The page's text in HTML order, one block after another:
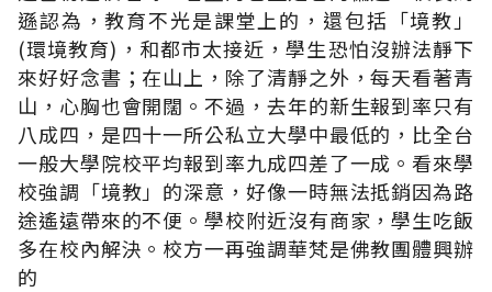
遜認為，教育不光是課堂上的，還包括「境教」
(環境教育)，和都市太接近，學生恐怕沒辦法靜下
來好好念書；在山上，除了清靜之外，每天看著青
山，心胸也會開闊。不過，去年的新生報到率只有
八成四，是四十一所公私立大學中最低的，比全台
一般大學院校平均報到率九成四差了一成。看來學
校強調「境教」的深意，好像一時無法抵銷因為路
途遙遠帶來的不便。學校附近沒有商家，學生吃飯
多在校內解決。校方一再強調華梵是佛教團體興辦
的